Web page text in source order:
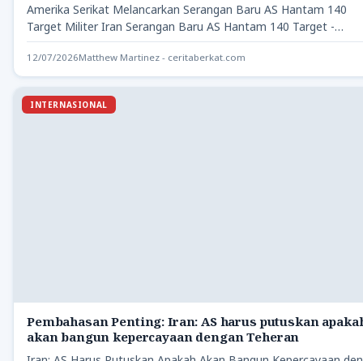
Amerika Serikat Melancarkan Serangan Baru AS Hantam 140
Target Militer Iran Serangan Baru AS Hantam 140 Target -…
12/07/2026Matthew Martinez - ceritaberkat.com
INTERNASIONAL
Pembahasan Penting: Iran: AS harus putuskan
akan bangun kepercayaan dengan Teheran